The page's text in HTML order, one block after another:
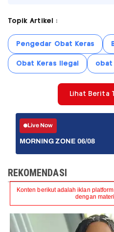
Topik Artikel :
Pengedar Obat Keras
Obat Keras Ilegal obat
Lihat Berita
Live Now
MORNING ZONE 06/08